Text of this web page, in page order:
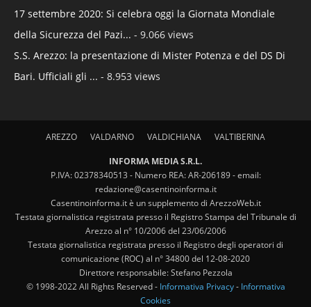
17 settembre 2020: Si celebra oggi la Giornata Mondiale
della Sicurezza del Pazi... - 9.066 views
S.S. Arezzo: la presentazione di Mister Potenza e del DS Di
Bari. Ufficiali gli ... - 8.953 views
AREZZO VALDARNO VALDICHIANA VALTIBERINA
INFORMA MEDIA S.R.L.
P.IVA: 02378340513 - Numero REA: AR-206189 - email:
redazione@casentinoinforma.it
Casentinoinforma.it è un supplemento di ArezzoWeb.it
Testata giornalistica registrata presso il Registro Stampa del Tribunale di
Arezzo al n° 10/2006 del 23/06/2006
Testata giornalistica registrata presso il Registro degli operatori di
comunicazione (ROC) al n° 34800 del 12-08-2020
Direttore responsabile: Stefano Pezzola
© 1998-2022 All Rights Reserved - Informativa Privacy- Informativa
Cookies